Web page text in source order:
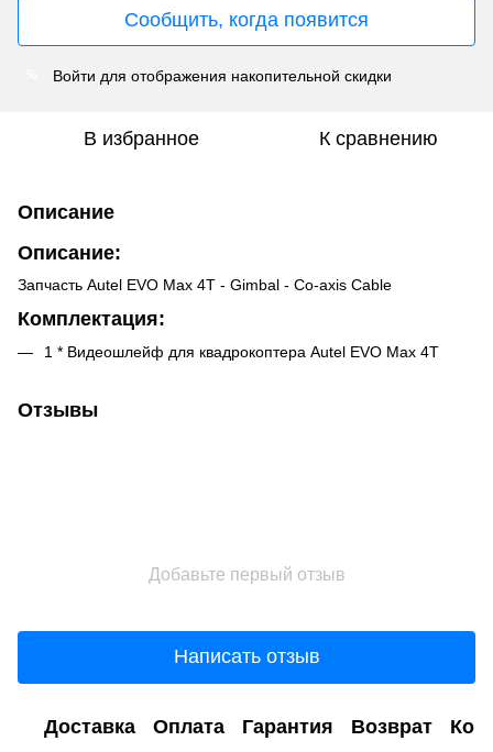
Сообщить, когда появится
Войти для отображения накопительной скидки
В избранное К сравнению
Описание
Описание:
Запчасть Autel EVO Max 4T - Gimbal - Co-axis Cable
Комплектация:
1 * Видеошлейф для квадрокоптера Autel EVO Max 4T
Отзывы
Добавьте первый отзыв
Написать отзыв
Доставка Оплата Гарантия Возврат